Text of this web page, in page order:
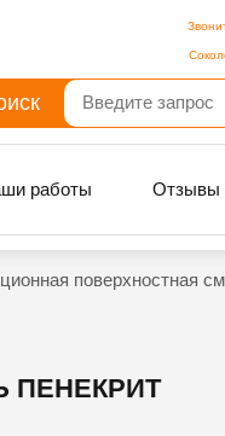
работы Отзывы
поверхностная
ПЕНЕКРИТ